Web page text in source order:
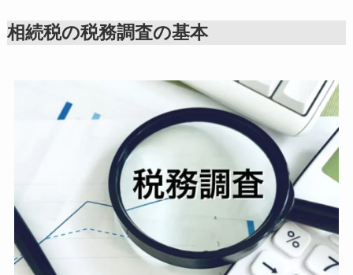
相続税の税務調査の基本